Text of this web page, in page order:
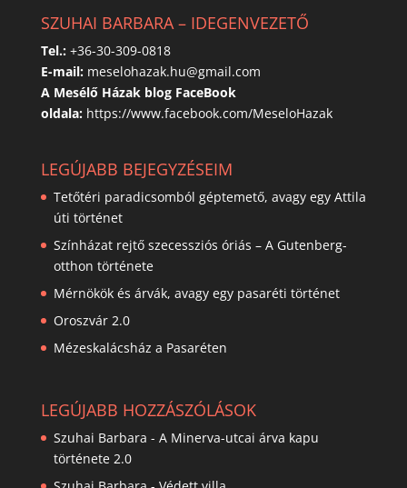
SZUHAI BARBARA – IDEGENVEZETŐ
Tel.: +36-30-309-0818
E-mail: meselohazak.hu@gmail.com
A Mesélő Házak blog FaceBook
oldala: https://www.facebook.com/MeseloHazak
LEGÚJABB BEJEGYZÉSEIM
Tetőtéri paradicsomból géptemető, avagy egy Attila
úti történet
Színházat rejtő szecessziós óriás – A Gutenberg-
otthon története
Mérnökök és árvák, avagy egy pasaréti történet
Oroszvár 2.0
Mézeskalácsház a Pasaréten
LEGÚJABB HOZZÁSZÓLÁSOK
Szuhai Barbara - A Minerva-utcai árva kapu
története 2.0